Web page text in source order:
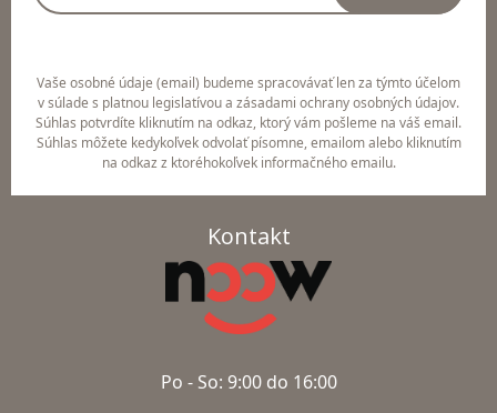
Vaše osobné údaje (email) budeme spracovávať len za týmto účelom
v súlade s platnou legislatívou a zásadami ochrany osobných údajov.
Súhlas potvrdíte kliknutím na odkaz, ktorý vám pošleme na váš email.
Súhlas môžete kedykoľvek odvolať písomne, emailom alebo kliknutím
na odkaz z ktoréhokoľvek informačného emailu.
Kontakt
Po - So: 9:00 do 16:00